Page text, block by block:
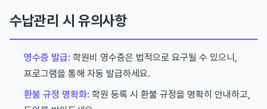
수납관리 시 유의사항
영수증 발급: 학원비 영수증은 법적으로 요구될 수 있으니,
프로그램을 통해 자동 발급하세요.
환불 규정 명확화: 학원 등록 시 환불 규정을 명확히 안내하고,